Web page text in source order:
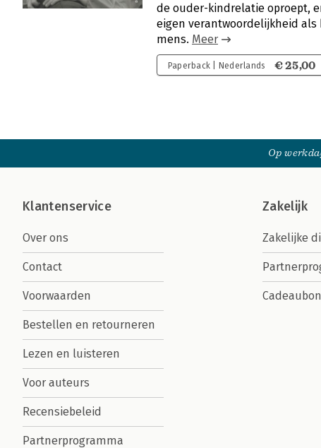
de ouder-kindrelatie oproept,
eigen verantwoordelijkheid
mens. Meer
Paperback | Nederlands € 25,00
Op
Klantenservice
Over ons
Contact
Voorwaarden
Bestellen en retourneren
Lezen en luisteren
Voor auteurs
Recensiebeleid
Partnerprogramma
Zakelijk
Zakelijke